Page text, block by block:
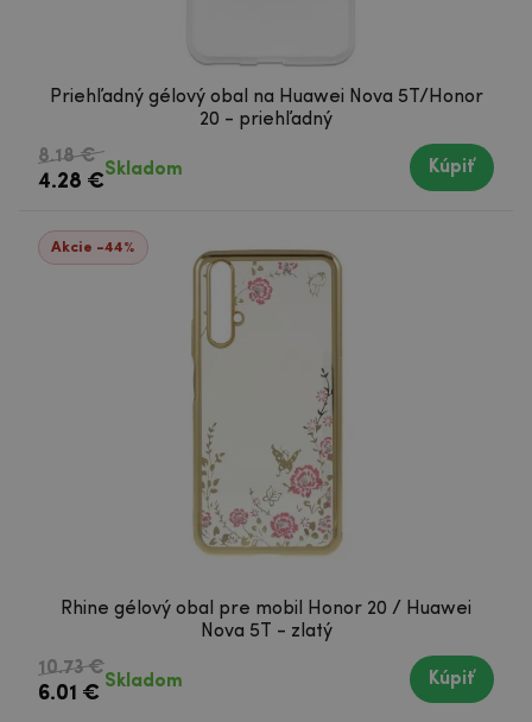
Priehľadný gélový obal na Huawei Nova 5T/Honor
20 - priehľadný
8.18 €
4.28 €
Skladom Kúpiť
Akcie -44%
Rhine gélový obal pre mobil Honor 20 / Huawei
Nova 5T - zlatý
10.73 €
6.01 €
Skladom Kúpiť